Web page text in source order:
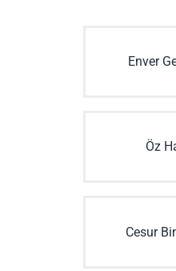
Enver
Öz
Cesur